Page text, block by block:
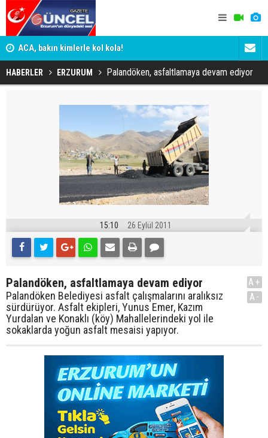
ACA, bakın kimlerle kol kola! SÜRPRİZ
TESADÜF
HABERLER ERZURUM Palandöken, asfaltlamaya devam ediyor
15:10 26 Eylül 2011
Palandöken, asfaltlamaya devam ediyor
Palandöken Belediyesi asfalt çalışmalarını aralıksız
sürdürüyor. Asfalt ekipleri, Yunus Emer, Kazım
Yurdalan ve Konaklı (köy) Mahallelerindeki yol ile
sokaklarda yoğun asfalt mesaisi yapıyor.
A+
A-